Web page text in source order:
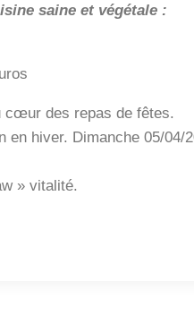
saine et végétale :
cœur des repas de fêtes.
en hiver. Dimanche 05/
» vitalité.